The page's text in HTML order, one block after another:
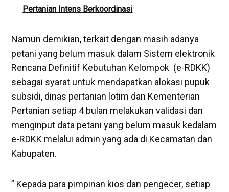
Pertanian Intens Berkoordinasi
Namun demikian, terkait dengan masih adanya
petani yang belum masuk dalam Sistem elektronik
Rencana Definitif Kebutuhan Kelompok (e-RDKK)
sebagai syarat untuk mendapatkan alokasi pupuk
subsidi, dinas pertanian lotim dan Kementerian
Pertanian setiap 4 bulan melakukan validasi dan
menginput data petani yang belum masuk kedalam
e-RDKK melalui admin yang ada di Kecamatan dan
Kabupaten.
” Kepada para pimpinan kios dan pengecer, setiap